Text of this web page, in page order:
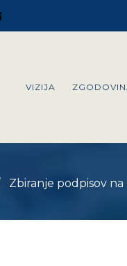
VIZIJA
Zbiranje podpisov na